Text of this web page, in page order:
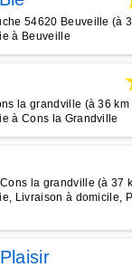
54620 Beuveille (à
à Beuveille
la grandville (à 36 km
à Cons la Grandville
la grandville (à 37
Livraison à domicile,